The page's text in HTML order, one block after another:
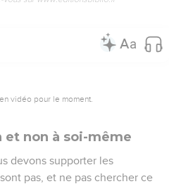
vidéo pour le moment.
et non à soi-même
devons supporter les
pas, et ne pas chercher ce